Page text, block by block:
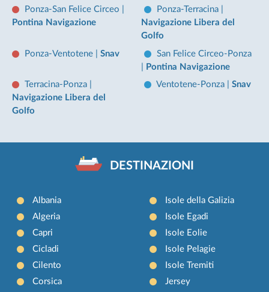
Ponza-San Felice Circeo
Pontina Navigazione
Ponza-Terracina
Navigazione Libera del
Golfo
Ponza-Ventotene
Snav
San Felice Circeo-Ponza
Pontina Navigazione
Terracina-Ponza
Navigazione Libera del
Golfo
Ventotene-Ponza |Snav
DESTINAZIONI
Albania
Algeria
Capri
Cicladi
Cilento
Corsica
Isole della Galizia
Isole Egadi
Isole Eolie
Isole Pelagie
Isole Tremiti
Jersey